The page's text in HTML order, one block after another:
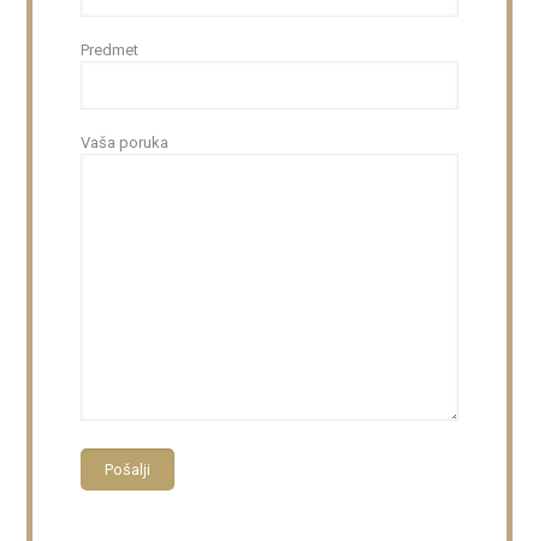
Predmet
Vaša poruka